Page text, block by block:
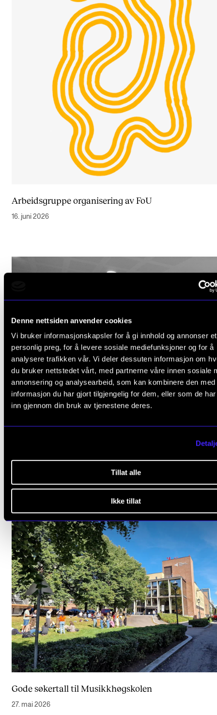
Denne nettsiden anvender cookies
Vi bruker informasjonskapsler for å gi innhold og annonser et
personlig preg, for å levere sosiale mediefunksjoner og for å
analysere trafikken vår. Vi deler dessuten informasjon om
du bruker nettstedet vårt, med partnerne våre innen sosiale
annonsering og analysearbeid, som kan kombinere den med
informasjon du har gjort tilgjengelig for dem, eller som de
inn gjennom din bruk av tjenestene deres.
Tillat alle
Ikke tillat
Arbeidsgruppe organisering av FoU
16. juni 2026
8. juni 2026
Gode søkertall til Musikkhøgskolen
27. mai 2026